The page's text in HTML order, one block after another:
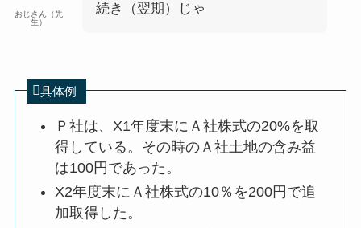
おじさん（先
生）
続き（翌期）じゃ
具体例
Ｐ社は、X1年度末にＡ社株式の20%を取
得している。その時のＡ社土地の含み益
は100円であった。
X2年度末にＡ社株式の10％を200円で追
加取得した。